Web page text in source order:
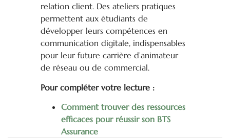
relation client. Des ateliers pratiques
permettent aux étudiants de
développer leurs compétences en
communication digitale, indispensables
pour leur future carrière d’animateur
de réseau ou de commercial.
Pour compléter votre lecture :
Comment trouver des ressources
efficaces pour réussir son BTS
Assurance